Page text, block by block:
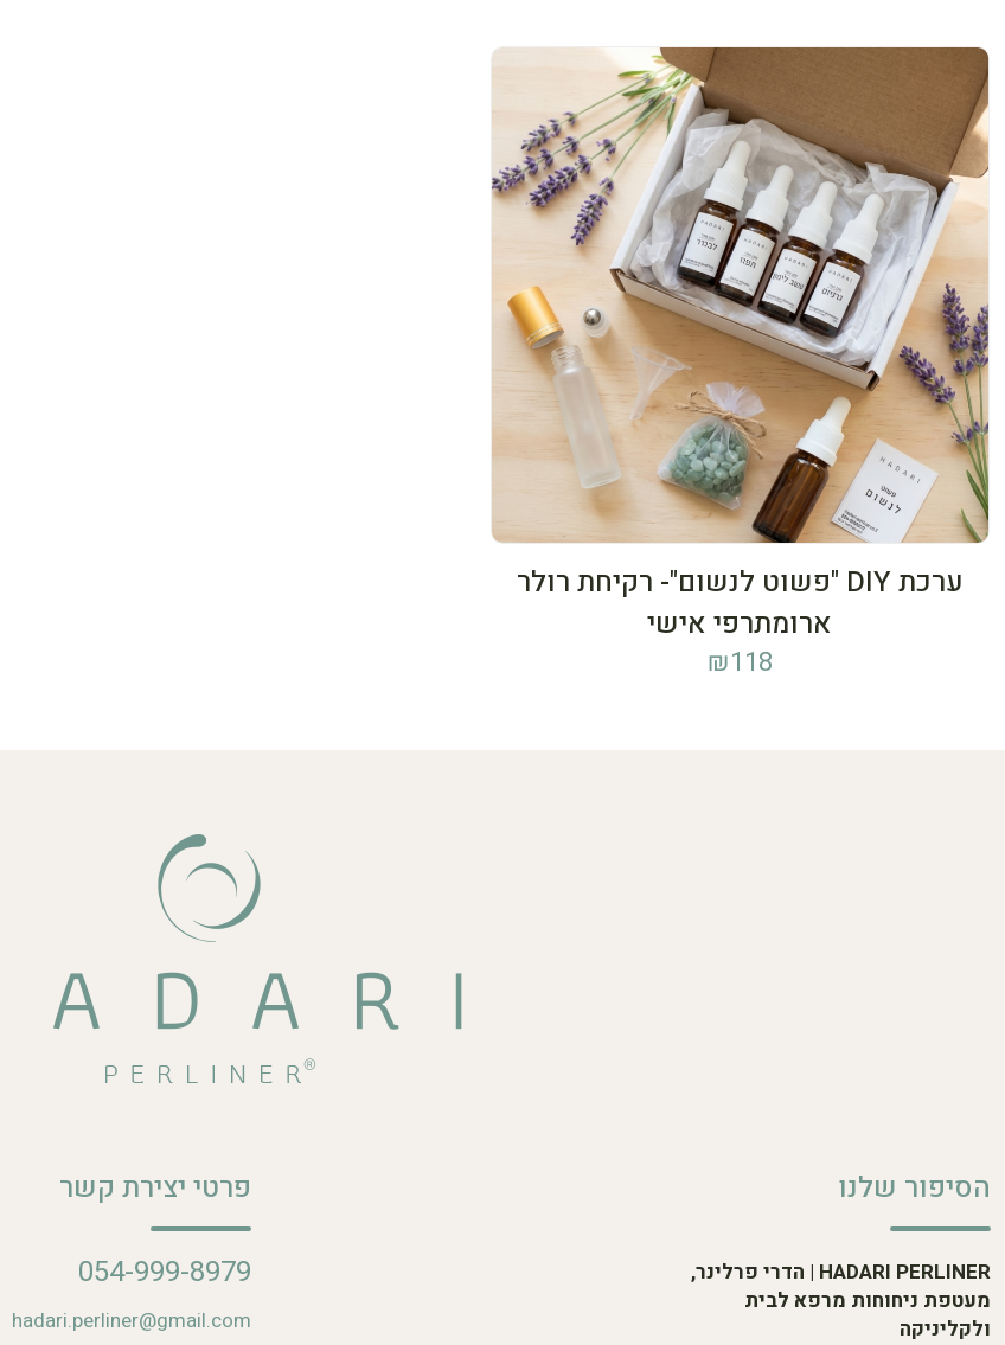
ערכת DIY "פשוט לנשום"- רקיחת רולר
ארומתרפי אישי
₪118
הסיפור שלנו
HADARI PERLINER | הדרי פרלינר,
מעטפת ניחוחות מרפא לבית
ולקליניקה
פרטי יצירת קשר
054-999-8979
hadari.perliner@gmail.com